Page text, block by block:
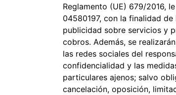
Reglamento (UE) 679/2016,
04580197, con la finalidad
publicidad sobre servicios y
cobros. Además, se
las redes sociales del
confidencialidad y las
particulares ajenos; salvo
cancelación, oposición,